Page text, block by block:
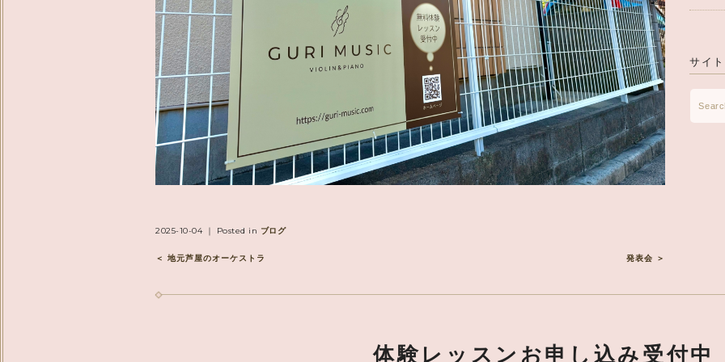
2025-10-04 ｜ Posted in ブログ
＜ 地元芦屋のオーケストラ 発表会 ＞
サイ
体験レッスン お申し込み受付中